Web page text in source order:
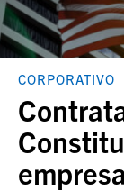
CORPORATIVO